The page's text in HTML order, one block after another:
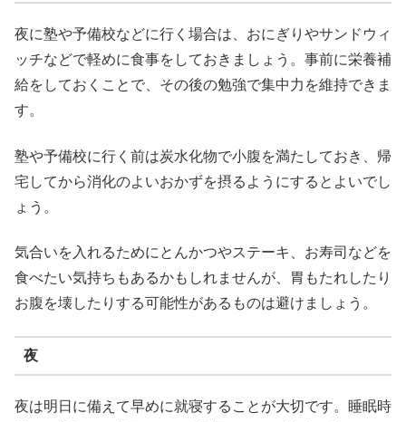
夜に塾や予備校などに行く場合は、おにぎりやサンドウィ
ッチなどで軽めに食事をしておきましょう。事前に栄養補
給をしておくことで、その後の勉強で集中力を維持できま
す。
塾や予備校に行く前は炭水化物で小腹を満たしておき、帰
宅してから消化のよいおかずを摂るようにするとよいでし
ょう。
気合いを入れるためにとんかつやステーキ、お寿司などを
食べたい気持ちもあるかもしれませんが、胃もたれしたり
お腹を壊したりする可能性があるものは避けましょう。
夜
夜は明日に備えて早めに就寝することが大切です。睡眠時